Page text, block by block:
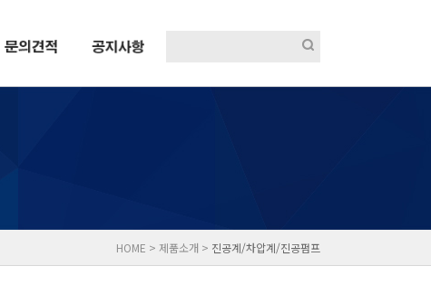
HOME > 제품소개 > 진공계/차압계/진공펌프